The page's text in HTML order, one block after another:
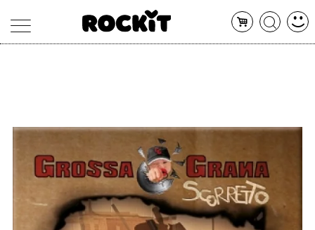
ARTISTI
CONCERTI
SHOP
RADIO